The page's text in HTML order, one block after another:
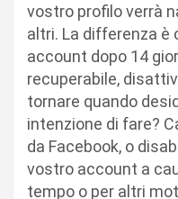
vostro profilo verrà
altri. La differenza è
account dopo 14
recuperabile,
tornare quando
intenzione di fare?
da Facebook, o
vostro account a
tempo o per altri